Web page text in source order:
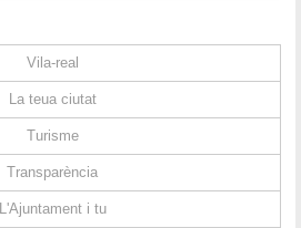
Vila-real
La teua ciutat
Turisme
Transparència
L'Ajuntament i tu